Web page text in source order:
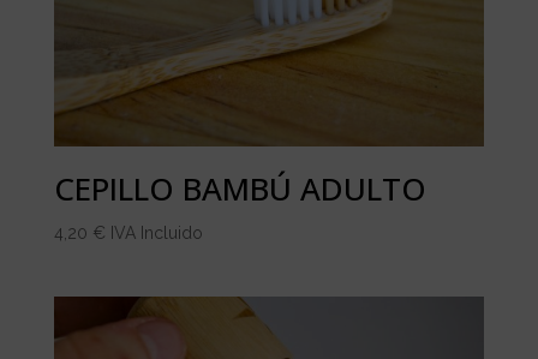
CEPILLO BAMBÚ ADULTO
4,20 € IVA Incluido